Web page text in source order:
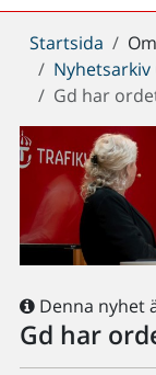
Du
är
här:
Startsida
Gd har
Denna nyhet
Gd har